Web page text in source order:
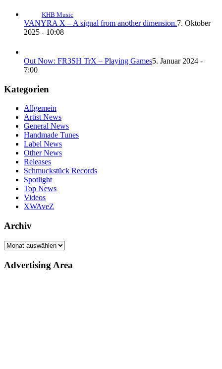
KHB Music
VANYRA X – A signal from another dimension.7. Oktober
2025 - 10:08
Out Now: FR3SH TrX – Playing Games5. Januar 2024 -
7:00
Kategorien
Allgemein
Artist News
General News
Handmade Tunes
Label News
Other News
Releases
Schmuckstück Records
Spotlight
Top News
Videos
XWAveZ
Archiv
Archiv
Advertising Area